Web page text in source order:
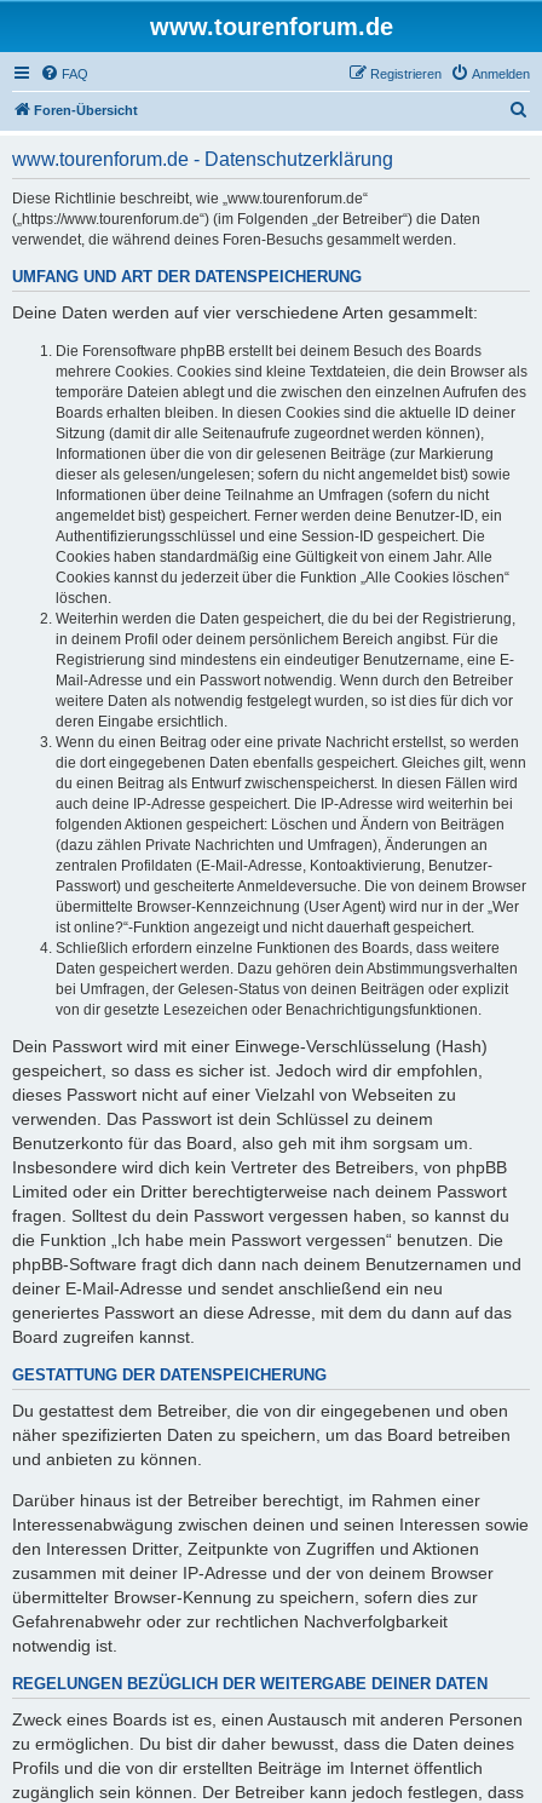
www.tourenforum.de
FAQ Anmelden
Registrieren
Foren-Übersicht
www.tourenforum.de - Datenschutzerklärung
Diese Richtlinie beschreibt, wie „www.tourenforum.de“
(„https://www.tourenforum.de“) (im Folgenden „der Betreiber“) die Daten
verwendet, die während deines Foren-Besuchs gesammelt werden.
UMFANG UND ART DER DATENSPEICHERUNG
Deine Daten werden auf vier verschiedene Arten gesammelt:
Die Forensoftware phpBB erstellt bei deinem Besuch des Boards
mehrere Cookies. Cookies sind kleine Textdateien, die dein Browser als
temporäre Dateien ablegt und die zwischen den einzelnen Aufrufen des
Boards erhalten bleiben. In diesen Cookies sind die aktuelle ID deiner
Sitzung (damit dir alle Seitenaufrufe zugeordnet werden können),
Informationen über die von dir gelesenen Beiträge (zur Markierung
dieser als gelesen/ungelesen; sofern du nicht angemeldet bist) sowie
Informationen über deine Teilnahme an Umfragen (sofern du nicht
angemeldet bist) gespeichert. Ferner werden deine Benutzer-ID, ein
Authentifizierungsschlüssel und eine Session-ID gespeichert. Die
Cookies haben standardmäßig eine Gültigkeit von einem Jahr. Alle
Cookies kannst du jederzeit über die Funktion „Alle Cookies löschen“
löschen.
Weiterhin werden die Daten gespeichert, die du bei der Registrierung,
in deinem Profil oder deinem persönlichem Bereich angibst. Für die
Registrierung sind mindestens ein eindeutiger Benutzername, eine E-
Mail-Adresse und ein Passwort notwendig. Wenn durch den Betreiber
weitere Daten als notwendig festgelegt wurden, so ist dies für dich vor
deren Eingabe ersichtlich.
Wenn du einen Beitrag oder eine private Nachricht erstellst, so werden
die dort eingegebenen Daten ebenfalls gespeichert. Gleiches gilt, wenn
du einen Beitrag als Entwurf zwischenspeicherst. In diesen Fällen wird
auch deine IP-Adresse gespeichert. Die IP-Adresse wird weiterhin bei
folgenden Aktionen gespeichert: Löschen und Ändern von Beiträgen
(dazu zählen Private Nachrichten und Umfragen), Änderungen an
zentralen Profildaten (E-Mail-Adresse, Kontoaktivierung, Benutzer-
Passwort) und gescheiterte Anmeldeversuche. Die von deinem Browser
übermittelte Browser-Kennzeichnung (User Agent) wird nur in der „Wer
ist online?“-Funktion angezeigt und nicht dauerhaft gespeichert.
Schließlich erfordern einzelne Funktionen des Boards, dass weitere
Daten gespeichert werden. Dazu gehören dein Abstimmungsverhalten
bei Umfragen, der Gelesen-Status von deinen Beiträgen oder explizit
von dir gesetzte Lesezeichen oder Benachrichtigungsfunktionen.
Dein Passwort wird mit einer Einwege-Verschlüsselung (Hash)
gespeichert, so dass es sicher ist. Jedoch wird dir empfohlen,
dieses Passwort nicht auf einer Vielzahl von Webseiten zu
verwenden. Das Passwort ist dein Schlüssel zu deinem
Benutzerkonto für das Board, also geh mit ihm sorgsam um.
Insbesondere wird dich kein Vertreter des Betreibers, von phpBB
Limited oder ein Dritter berechtigterweise nach deinem Passwort
fragen. Solltest du dein Passwort vergessen haben, so kannst du
die Funktion „Ich habe mein Passwort vergessen“ benutzen. Die
phpBB-Software fragt dich dann nach deinem Benutzernamen und
deiner E-Mail-Adresse und sendet anschließend ein neu
generiertes Passwort an diese Adresse, mit dem du dann auf das
Board zugreifen kannst.
GESTATTUNG DER DATENSPEICHERUNG
Du gestattest dem Betreiber, die von dir eingegebenen und oben
näher spezifizierten Daten zu speichern, um das Board betreiben
und anbieten zu können.
Darüber hinaus ist der Betreiber berechtigt, im Rahmen einer
Interessenabwägung zwischen deinen und seinen Interessen sowie
den Interessen Dritter, Zeitpunkte von Zugriffen und Aktionen
zusammen mit deiner IP-Adresse und der von deinem Browser
übermittelter Browser-Kennung zu speichern, sofern dies zur
Gefahrenabwehr oder zur rechtlichen Nachverfolgbarkeit
notwendig ist.
REGELUNGEN BEZÜGLICH DER WEITERGABE DEINER DATEN
Zweck eines Boards ist es, einen Austausch mit anderen Personen
zu ermöglichen. Du bist dir daher bewusst, dass die Daten deines
Profils und die von dir erstellten Beiträge im Internet öffentlich
zugänglich sein können. Der Betreiber kann jedoch festlegen, dass